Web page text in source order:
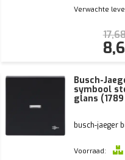
Verwachte
Busch-
symbool
glans
busch-jaeger
Voorraad: